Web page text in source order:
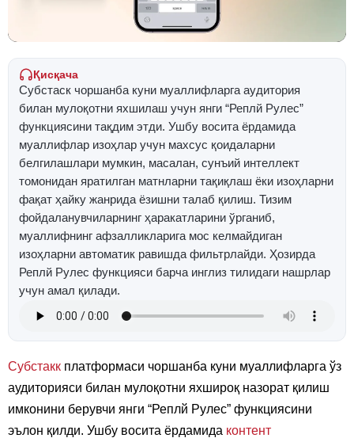
Қисқача
Субстаcк чоршанба куни муаллифларга аудитория
билан мулоқотни яхшилаш учун янги “Реплй Рулес”
функциясини тақдим этди. Ушбу восита ёрдамида
муаллифлар изоҳлар учун махсус қоидаларни
белгилашлари мумкин, масалан, сунъий интеллект
томонидан яратилган матнларни тақиқлаш ёки изоҳларни
фақат ҳайку жанрида ёзишни талаб қилиш. Тизим
фойдаланувчиларнинг ҳаракатларини ўрганиб,
муаллифнинг афзалликларига мос келмайдиган
изоҳларни автоматик равишда фильтрлайди. Ҳозирда
Реплй Рулес функцияси барча инглиз тилидаги нашрлар
учун амал қилади.
Субстакк платформаси чоршанба куни муаллифларга ўз
аудиторияси билан мулоқотни яхшироқ назорат қилиш
имконини берувчи янги “Реплй Рулес” функциясини
эълон қилди. Ушбу восита ёрдамида контент